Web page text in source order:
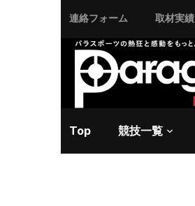
連絡フォーム 取材実績
Top 競技一覧